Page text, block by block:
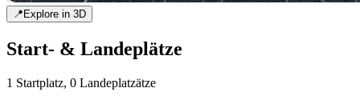
📍Explore in 3D
Start- & Landeplätze
1 Startplatz, 0 Landeplatzätze